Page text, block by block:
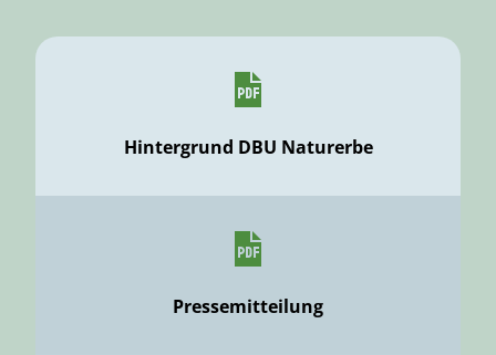
Hintergrund DBU Naturerbe
Pressemitteilung